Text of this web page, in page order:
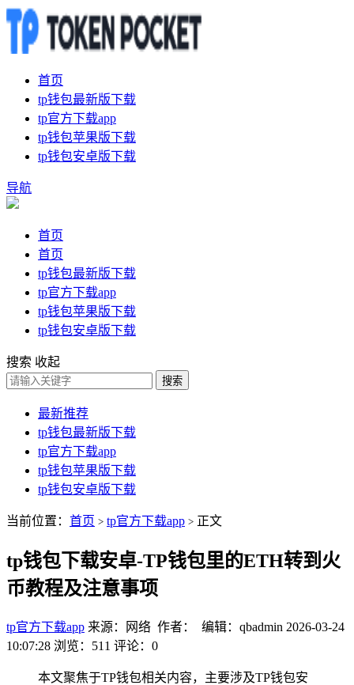
首页
tp钱包最新版下载
tp官方下载app
tp钱包苹果版下载
tp钱包安卓版下载
导航
首页
首页
tp钱包最新版下载
tp官方下载app
tp钱包苹果版下载
tp钱包安卓版下载
搜索 收起
搜索
最新推荐
tp钱包最新版下载
tp官方下载app
tp钱包苹果版下载
tp钱包安卓版下载
当前位置： 首页 > tp官方下载app > 正文
tp钱包下载安卓-TP钱包里的ETH转到火
币教程及注意事项
tp官方下载app 来源：网络 作者： 编辑：qbadmin 2026-03-24
10:07:28 浏览：511 评论：0
本文聚焦于TP钱包相关内容，主要涉及TP钱包安